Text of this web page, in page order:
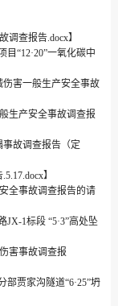
调查报告.docx】
“12·20”一氧化碳中
伤害一般生产安全事故
生产安全事故调查报
事故调查报告（定
】
全事故调查报告的请
1标段 “5·3”高处坠
害事故调查报
贾家沟隧道“6·25”坍